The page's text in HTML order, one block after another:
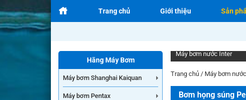
Trang chủ Giới thiệu Sản
Hãng Máy Bơm
Máy bơm Shanghai Kaiquan
Máy bơm Pentax
Trang chủ / Máy bơm nước
Bơm họng súng